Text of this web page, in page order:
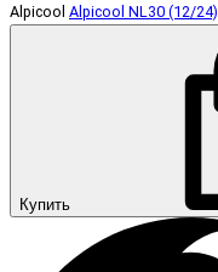
Alpicool Alpicool NL30 (12/24)
Купить